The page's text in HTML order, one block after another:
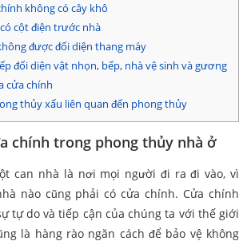
không có cây khô
cột điện trước nhà
được đối diện thang máy
đối diện vật nhọn, bếp, nhà vệ sinh và gương
cửa chính
thủy xấu liên quan đến phong thủy
chính trong phong thủy nhà ở
can nhà là nơi mọi người đi ra đi vào, vì
nào cũng phải có cửa chính. Cửa chính
tự do và tiếp cận của chúng ta với thế giới
là hàng rào ngăn cách để bảo vệ không